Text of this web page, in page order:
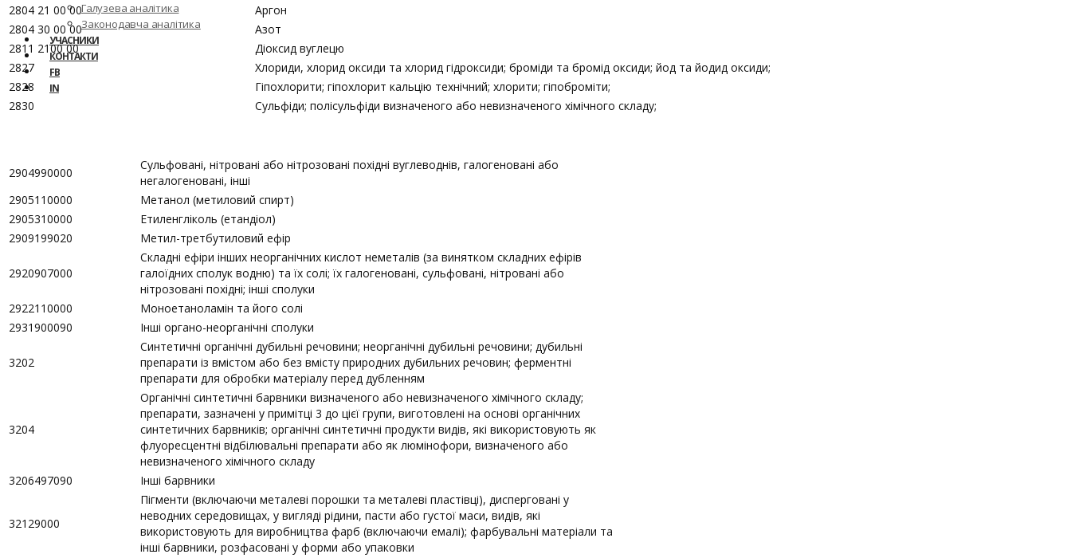
Галузева аналітика
Законодавча аналітика
УЧАСНИКИ
КОНТАКТИ
FB
IN
2804 21 00 00
Аргон
2804 30 00 00
Азот
2811 2100 00
Дiоксид вуглецю
2827
Хлориди, хлорид оксиди та хлорид гідроксиди; броміди та бромід оксиди; йод та йодид оксиди;
2828
Гіпохлорити; гіпохлорит кальцію технічний; хлорити; гіпоброміти;
2830
Сульфіди; полісульфіди визначеного або невизначеного хімічного складу;
2904990000
Сульфовані, нітровані або нітрозовані похідні вуглеводнів, галогеновані або
негалогеновані, інші
2905110000
Метанол (метиловий спирт)
2905310000
Етиленгліколь (етандіол)
2909199020
Метил-третбутиловий ефір
2920907000
Складні ефіри інших неорганічних кислот неметалів (за винятком складних ефірів
галоїдних сполук водню) та їх солі; їх галогеновані, сульфовані, нітровані або
нітрозовані похідні; інші сполуки
2922110000
Моноетаноламін та його солі
2931900090
Інші органо-неорганічні сполуки
3202
Синтетичні органічні дубильні речовини; неорганічні дубильні речовини; дубильні
препарати із вмістом або без вмісту природних дубильних речовин; ферментні
препарати для обробки матеріалу перед дубленням
3204
Органічні синтетичні барвники визначеного або невизначеного хімічного складу;
препарати, зазначені у примітці 3 до цієї групи, виготовлені на основі органічних
синтетичних барвників; органічні синтетичні продукти видів, які використовують як
флуоресцентні відбілювальні препарати або як люмінофори, визначеного або
невизначеного хімічного складу
3206497090
Інші барвники
32129000
Пігменти (включаючи металеві порошки та металеві пластівці), дисперговані у
неводних середовищах, у вигляді рідини, пасти або густої маси, видів, які
використовують для виробництва фарб (включаючи емалі); фарбувальні матеріали та
інші барвники, розфасовані у форми або упаковки